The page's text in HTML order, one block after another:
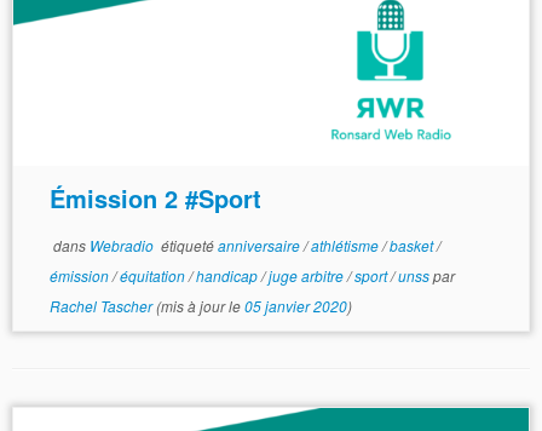
Émission 2 #Sport
dans Webradio étiquetéanniversaire/athlétisme/basket/
émission/équitation/handicap/juge arbitre/sport/unsspar
Rachel Tascher(mis à jour le05 janvier 2020)